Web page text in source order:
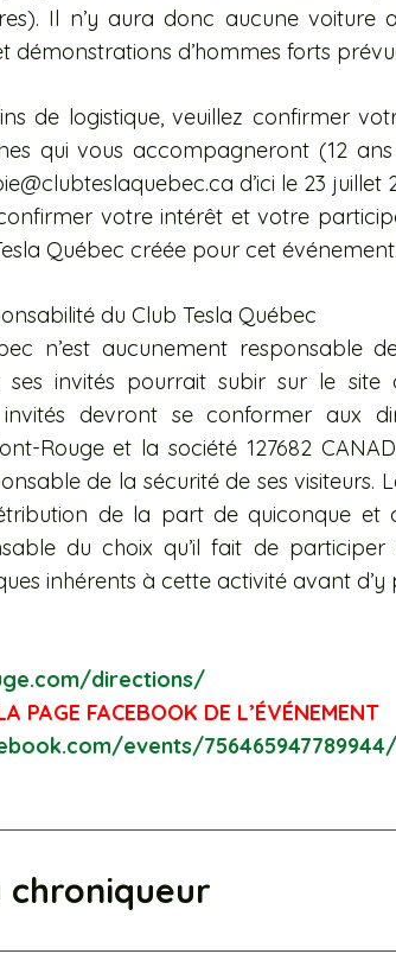
Il n’y aura donc aucune voiture
démonstrations d’hommes forts
de logistique, veuillez confirmer
qui vous accompagneront (12
bec.ca d’ici le 23 juillet
votre intérêt et votre
Québec créée pour cet
du Club Tesla Québec
n’est aucunement responsable
invités pourrait subir sur le site
devront se conformer aux
Rouge et la société 127682
de la sécurité de ses visiteurs.
de la part de quiconque et
du choix qu’il fait de
inhérents à cette activité avant d’y
directions/
PAGE FACEBOOK DE L’ÉVÉNEMENT
events/756465947789944/
chroniqueur